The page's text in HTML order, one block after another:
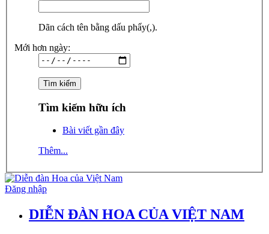
Dãn cách tên bằng dấu phẩy(,).
Mới hơn ngày:
Tìm kiếm hữu ích
Bài viết gần đây
Thêm...
Đăng nhập
DIỄN ĐÀN HOA CỦA VIỆT NAM